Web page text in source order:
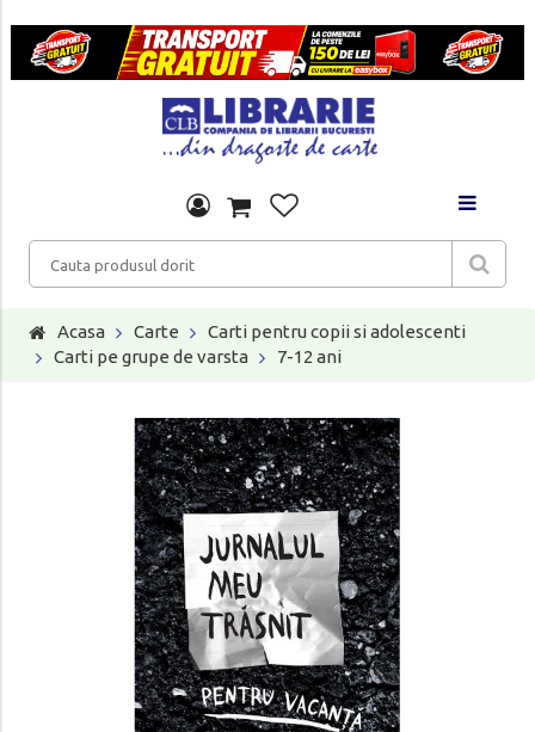
Acasa Carte
Carti pentru copii si adolescenti
Carti pe grupe de varsta
7-12 ani